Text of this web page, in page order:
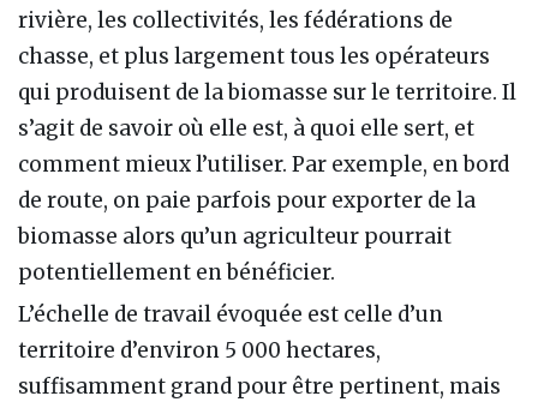
rivière, les collectivités, les fédérations de
chasse, et plus largement tous les opérateurs
qui produisent de la biomasse sur le territoire. Il
s’agit de savoir où elle est, à quoi elle sert, et
comment mieux l’utiliser. Par exemple, en bord
de route, on paie parfois pour exporter de la
biomasse alors qu’un agriculteur pourrait
potentiellement en bénéficier.
L’échelle de travail évoquée est celle d’un
territoire d’environ 5 000 hectares,
suffisamment grand pour être pertinent, mais